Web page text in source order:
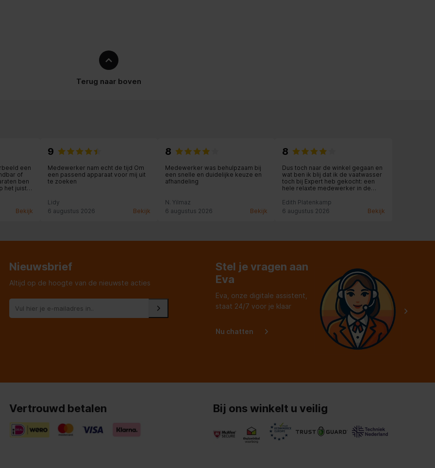
Terug naar boven
een
of
ben
het juiste
is goed
Bekijk
9
Medewerker nam echt de tijd Om
een passend apparaat voor mij uit
te zoeken
Lidy
6 augustus 2026
Bekijk
8
Medewerker was behulpzaam bij
een snelle en duidelijke keuze en
afhandeling
N. Yilmaz
6 augustus 2026
Bekijk
8
Dus toch naar de winkel gegaan en
wat ben ik blij dat ik de vaatwasser
toch bij Expert heb gekocht: een
hele relaxte medewerker in de
met me meedacht. Ook de levering
was fantastisch: zelfs een
kastdeurtje in de keuken werd nog
Edith Platenkamp
6 augustus 2026
Bekijk
Nieuwsbrief
Altijd op de hoogte van de nieuwste acties
Stel je vragen aan
Eva
Eva, onze digitale assistent,
staat 24/7 voor je klaar
Nu chatten
Vertrouwd betalen Bij ons winkelt u veilig